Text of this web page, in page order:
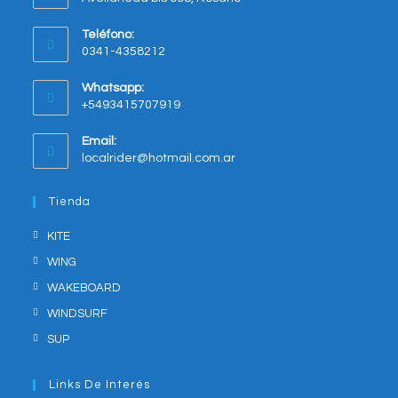
in
new
tab
Teléfono:
0341-4358212
Whatsapp:
+5493415707919
in
Email:
localrider@hotmail.com.arOpens
Tienda
KITE
WING
WAKEBOARD
WINDSURF
SUP
Links De Interés